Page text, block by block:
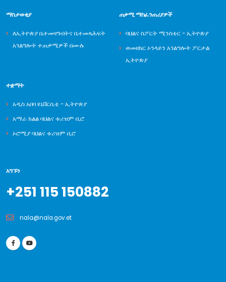
ማስታወቂያ
ለኢትዮጵያ ቤተመዛግብትና ቤተመጻሕፍት
አገልግሎት ተጠቃሚዎች በሙሉ
ጠቃሚ ማስፈንጠሪያዎች
ባህልና ስፖርት ሚንስቴር - ኢትዮጵያ
ወመዘክር ኦንላይን አገልግሎት ፖርታል
ኢትዮጵያ
ተቋማት
አዲስ አበባ ዩኒቨርሲቲ - ኢትዮጵያ
አማራ ክልል ባህልና ቱሪዝም ቢሮ
ኦሮሚያ ባህልና ቱሪዝም ቢሮ
አግኙን
+251 115 150882
nala@nala.gov.et